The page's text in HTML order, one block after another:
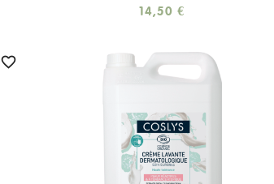
14,50 €
